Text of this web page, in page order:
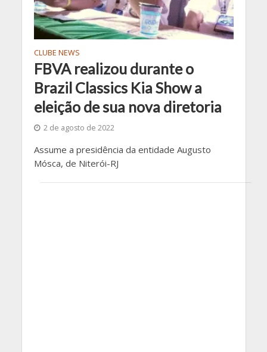
CLUBE NEWS
FBVA realizou durante o
Brazil Classics Kia Show a
eleição de sua nova diretoria
2 de agosto de 2022
Assume a presidência da entidade Augusto
Mósca, de Niterói-RJ